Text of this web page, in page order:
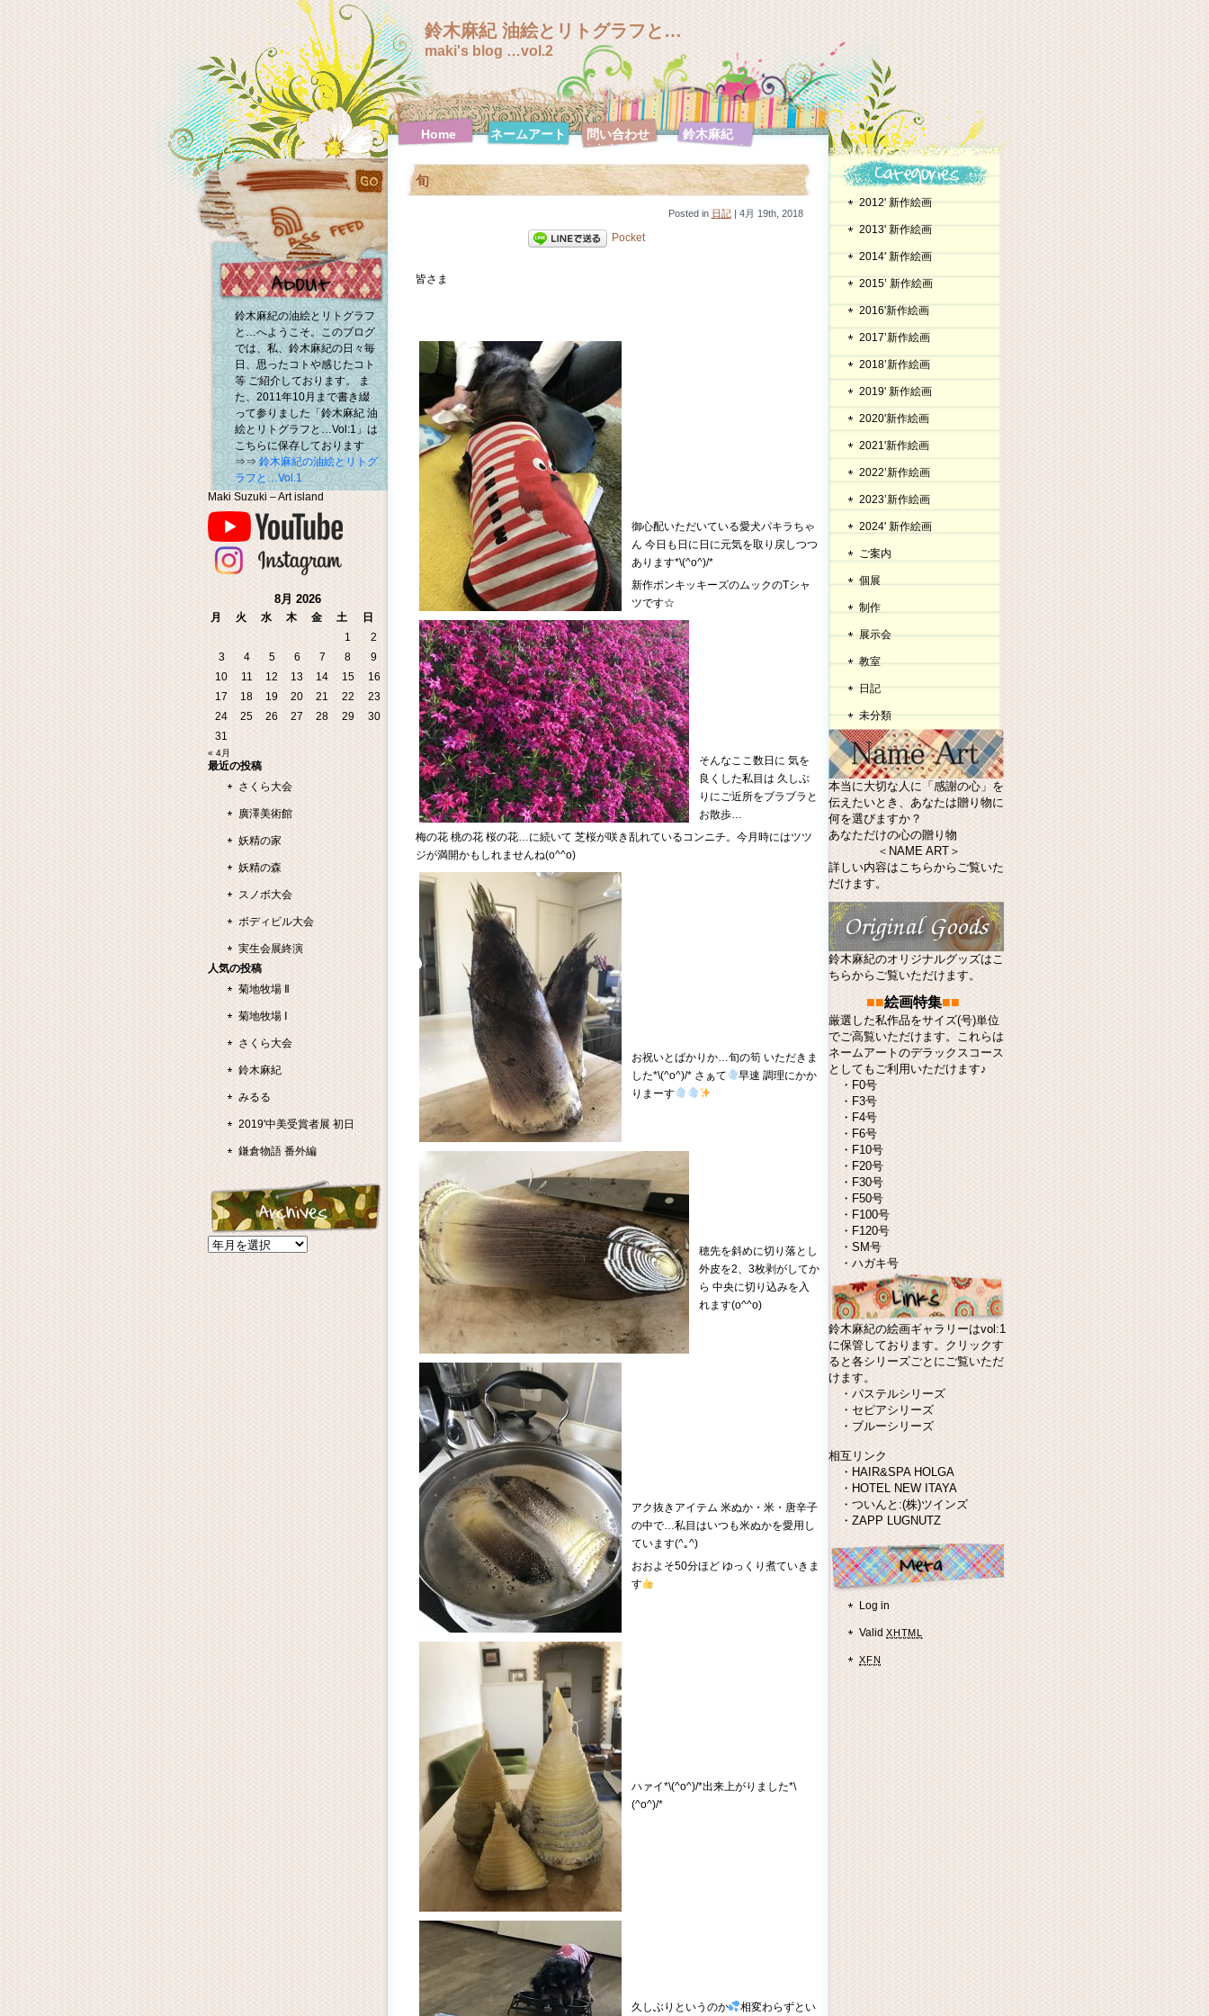
鈴木麻紀 油絵とリトグラフと…
maki's blog …vol.2
Home ネームアート 問い合わせ
鈴木麻紀
鈴木麻紀 絵
画特集
鈴木麻紀 絵
画特集【F0
号シリーズ】
鈴木麻紀 絵
画特集
【F100号シ
リーズ】
鈴木麻紀 絵
画特集【F10
号シリーズ】
鈴木麻紀 絵
画特集
画特集【F20
号シリーズ】
号シリーズ】
号シリーズ】
鈴木麻紀の油絵とリトグラフ
と…へようこそ。このブログ
では、私、鈴木麻紀の日々毎
日、思ったコトや感じたコト
等 ご紹介しております。 ま
た、2011年10月まで書き綴
って参りました「鈴木麻紀 油
絵とリトグラフと…Vol:1」は
こちらに保存しております
⇒⇒ 鈴木麻紀の油絵とリトグ
ラフと…Vol.1
Maki Suzuki – Art island
8月 2026
月 火 水 木 金 土
日
1
2
3
4 5 6 7 8
9
10
11 12 13 14 15
16
17
18 19 20 21 22
23
24
25 26 27 28 29
30
31
« 4月
最近の投稿
さくら大会
廣澤美術館
妖精の家
妖精の森
スノボ大会
ボディビル大会
実生会展終演
人気の投稿
菊地牧場 Ⅱ
菊地牧場 Ⅰ
さくら大会
鈴木麻紀
みるる
2019'中美受賞者展 初日
鎌倉物語 番外編
旬
Posted in 日記| 4月 19th, 2018
Pocket
皆さま
御心配いただいている愛犬パキラちゃ
ん 今日も日に日に元気を取り戻しつつ
あります*\(^o^)/*
新作ポンキッキーズのムックのTシャ
ツです☆
そんなここ数日に 気を
良くした私目は 久しぶ
りにご近所をブラブラと
お散歩…
梅の花 桃の花 桜の花…に続いて 芝桜が咲き乱れているコンニチ。今月時にはツツ
ジが満開かもしれませんね(o^^o)
お祝いとばかりか…旬の筍 いただきま
した*\(^o^)/* さぁて
早速 調理にかか
りまーす
穂先を斜めに切り落とし
外皮を2、3枚剥がしてか
ら 中央に切り込みを入
れます(o^^o)
アク抜きアイテム 米ぬか・米・唐辛子
の中で…私目はいつも米ぬかを愛用し
ています(^｡^)
おおよそ50分ほど ゆっくり煮ていきま
す
ハァイ*\(^o^)/*出来上がりました*\
(^o^)/*
久しぶりというのか 相変わらずとい
2012' 新作絵画
2013' 新作絵画
2014' 新作絵画
2015’ 新作絵画
2016'新作絵画
2017’新作絵画
2018’新作絵画
2019' 新作絵画
2020'新作絵画
2021'新作絵画
2022’新作絵画
2023’新作絵画
2024' 新作絵画
ご案内
個展
制作
展示会
教室
日記
未分類
本当に大切な人に「感謝の心」を
伝えたいとき、あなたは贈り物に
何を選びますか？
あなただけの心の贈り物
＜NAME ART＞
詳しい内容はこちらからご覧いた
だけます。
鈴木麻紀のオリジナルグッズはこ
ちらからご覧いただけます。
■■絵画特集■■
厳選した私作品をサイズ(号)単位
でご高覧いただけます。これらは
ネームアート のデラックスコース
としてもご利用いただけます♪
・ F0号
・ F3号
・ F4号
・ F6号
・ F10号
・ F20号
・ F30号
・ F50号
・ F100号
・ F120号
・ SM号
・ ハガキ号
鈴木麻紀の絵画ギャラリーはvol:1
に保管しております。クリックす
ると各シリーズごとにご覧いただ
けます。
・ パステルシリーズ
・ セピアシリーズ
・ ブルーシリーズ
相互リンク
・ HAIR&SPA HOLGA
・ HOTEL NEW ITAYA
・ ついんと:(株)ツインズ
・ ZAPP LUGNUTZ
Log in
Valid XHTML
XFN